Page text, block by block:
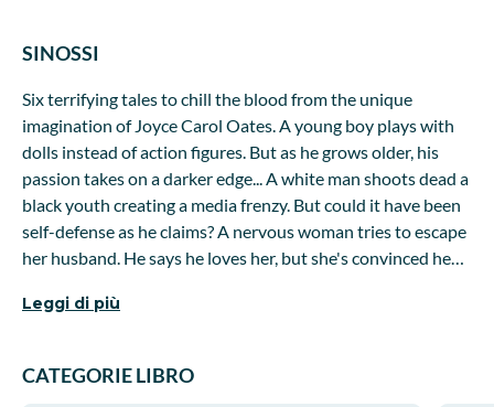
SINOSSI
Six terrifying tales to chill the blood from the unique
imagination of Joyce Carol Oates. A young boy plays with
dolls instead of action figures. But as he grows older, his
passion takes on a darker edge... A white man shoots dead a
black youth creating a media frenzy. But could it have been
self-defense as he claims? A nervous woman tries to escape
her husband. He says he loves her, but she's convinced he
horrors that dwell within us all.
Leggi di più
CATEGORIE LIBRO